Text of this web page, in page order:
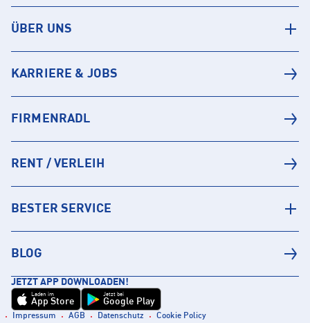
ÜBER UNS
KARRIERE & JOBS
FIRMENRADL
RENT / VERLEIH
BESTER SERVICE
BLOG
JETZT APP DOWNLOADEN!
Laden im
App Store
Jetzt bei
Google Play
Impressum AGB Datenschutz Cookie Policy